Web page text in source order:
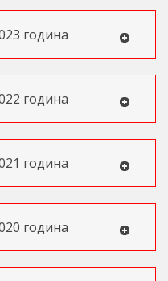
година
година
година
година